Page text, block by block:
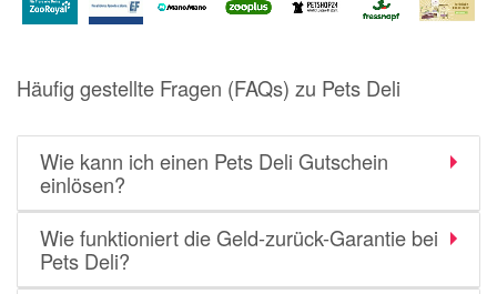
Häufig gestellte Fragen (FAQs) zu Pets Deli
Wie kann ich einen Pets Deli Gutschein
einlösen?
Wie funktioniert die Geld-zurück-Garantie bei
Pets Deli?